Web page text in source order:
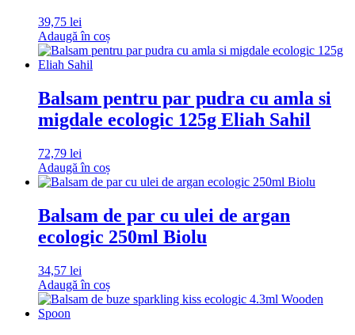
39,75 lei
Adaugă în coș
Balsam pentru par pudra cu amla si
migdale ecologic 125g Eliah Sahil
72,79 lei
Adaugă în coș
Balsam de par cu ulei de argan
ecologic 250ml Biolu
34,57 lei
Adaugă în coș